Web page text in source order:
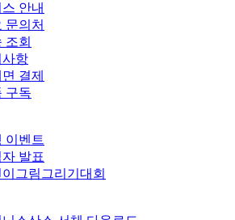
안내
문의처
조회
사항
결제
구독
이벤트
발표
그림그리기대회